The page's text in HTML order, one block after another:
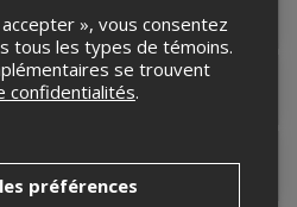
au stationnement
», vous consentez
tous les types de témoins.
se trouvent
confidentialités.
préférences